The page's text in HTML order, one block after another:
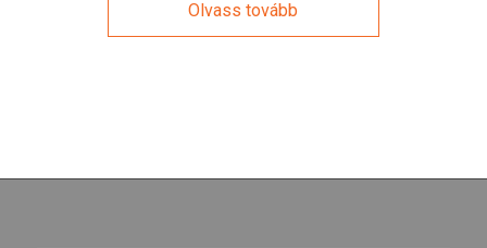
Olvass tovább